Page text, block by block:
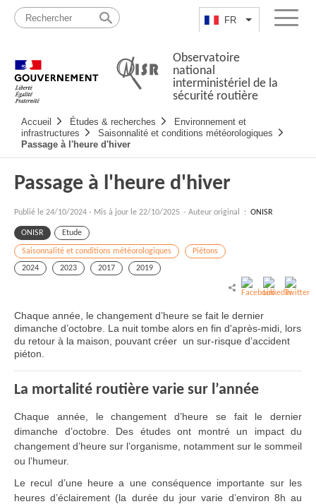
Passer
contenu
FR Lister lesMenu
Observatoire
national
interministériel de la
sécurité routière
principale
Accueil Études & recherches
Environnement et
infrastructures
Saisonnalité et conditions météorologiques
Passage à l'heure d'hiver
Passage à l'heure d'hiver
Publié le 24/10/2024 - Mis à jour le 22/10/2025 - Auteur original : ONISR
ONISR Etude
Saisonnalité et conditions météorologiques
Piétons
2024
2023 2017 2019
Chaque année, le changement d’heure se fait le dernier
dimanche d’octobre. La nuit tombe alors en fin d'après-midi, lors
du retour à la maison, pouvant créer un sur-risque d’accident
piéton.
La mortalité routière varie sur l’année
Chaque année, le changement d’heure se fait le dernier
dimanche d’octobre. Des études ont montré un impact du
changement d’heure sur l’organisme, notamment sur le sommeil
ou l’humeur.
Le recul d’une heure a une conséquence importante sur les
heures d’éclairement (la durée du jour varie d’environ 8h au